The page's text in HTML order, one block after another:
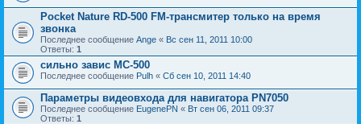
Pocket Nature RD-500 FM-трансмитер только на время
звонка
Последнее сообщение Ange « Вс сен 11, 2011 10:00
Ответы: 1
сильно завис MC-500
Последнее сообщение Pulh « Сб сен 10, 2011 14:40
Параметры видеовхода для навигатора PN7050
Последнее сообщение EugenePN « Вт сен 06, 2011 09:37
Ответы: 1